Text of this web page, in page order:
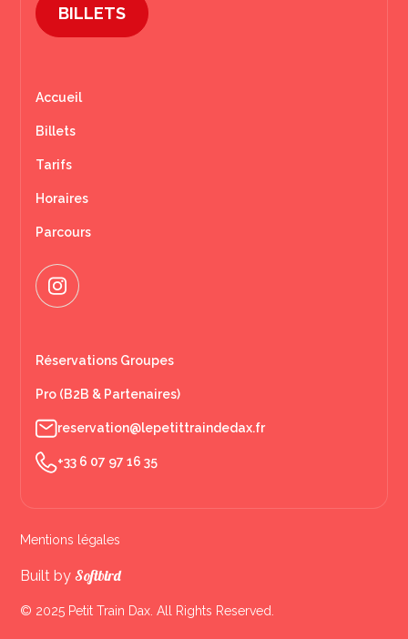
BILLETS
Accueil
Billets
Tarifs
Horaires
Parcours
Réservations Groupes
Pro (B2B & Partenaires)
reservation@lepetittraindedax.fr
+33 6 07 97 16 35
© 2025 Petit Train Dax. All Rights Reserved.
Built bySoftbird
Mentions légales